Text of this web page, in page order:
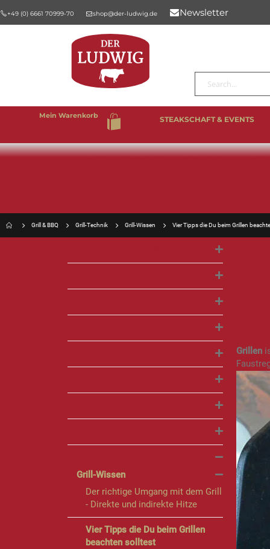
+49 (0) 6661 70999-70 shop@der-ludwig.de Newsletter
Mein Warenkorb
Suche
STEAKSCHAFT & EVENTS
Grill & BBQ Grill-Technik Grill-Wissen Vier Tipps die Du beim Grillen
Grillen
Grill-Wissen
Der richtige Umgang mit dem Grill
- Direkte und indirekte Hitze
Vier Tipps die Du beim Grillen
beachten solltest